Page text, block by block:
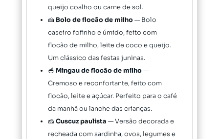
queijo coalho ou carne de sol.
🍰 Bolo de flocão de milho— Bolo
caseiro fofinho e úmido, feito com
flocão de milho, leite de coco e queijo.
Um clássico das festas juninas.
🥣 Mingau de flocão de milho—
Cremoso e reconfortante, feito com
flocão, leite e açúcar. Perfeito para o café
da manhã ou lanche das crianças.
🧀 Cuscuz paulista — Versão decorada e
recheada com sardinha, ovos, legumes e